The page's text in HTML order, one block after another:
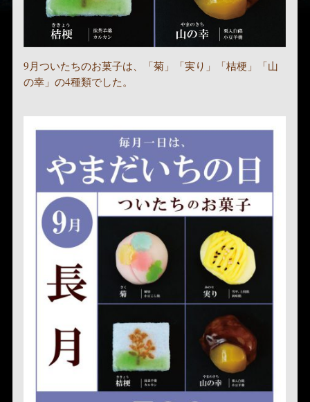
9月ついたちのお菓子は、「菊」「実り」「桔梗」「山
の幸」の4種類でした。